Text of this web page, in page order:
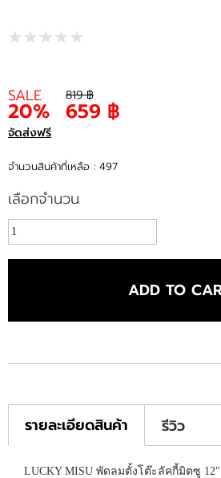
SALE
20%
819 ฿
659 ฿
จัดส่งฟรี
จำนวนสินค้าที่เหลือ : 497
เลือกจำนวน
ADD TO
รายละเอียดสินค้า รีวิว
LUCKY MISU พัดลมตั้งโต๊ะลัคกี้มิตซู